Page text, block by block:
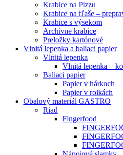
Krabice na Pizzu
Krabice na fľaše –
Krabice s výsekom
Archívne krabice
Preložky kartónové
Vlnitá lepenka a baliaci papier
Vlnitá lepenka
Vlnitá lepenka –
Baliaci papier
Papier v hárkoch
Papier v rolkách
Obalový materiál GASTRO
Riad
Fingerfood